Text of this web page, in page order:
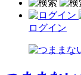
ログイン